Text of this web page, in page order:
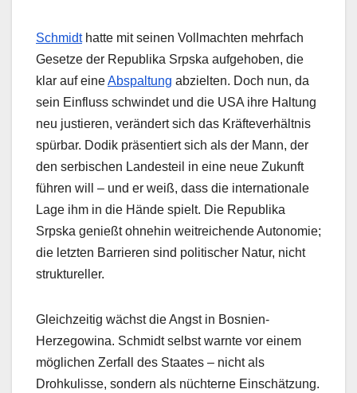
Schmidthatte mit seinen Vollmachten mehrfach
Gesetze der Republika Srpska aufgehoben, die
klar auf eineAbspaltung abzielten. Doch nun, da
sein Einfluss schwindet und die USA ihre Haltung
neu justieren, verändert sich das Kräfteverhältnis
spürbar. Dodik präsentiert sich als der Mann, der
den serbischen Landesteil in eine neue Zukunft
führen will – und er weiß, dass die internationale
Lage ihm in die Hände spielt. Die Republika
Srpska genießt ohnehin weitreichende Autonomie;
die letzten Barrieren sind politischer Natur, nicht
struktureller.
Gleichzeitig wächst die Angst in Bosnien-
Herzegowina. Schmidt selbst warnte vor einem
möglichen Zerfall des Staates – nicht als
Drohkulisse, sondern als nüchterne Einschätzung.